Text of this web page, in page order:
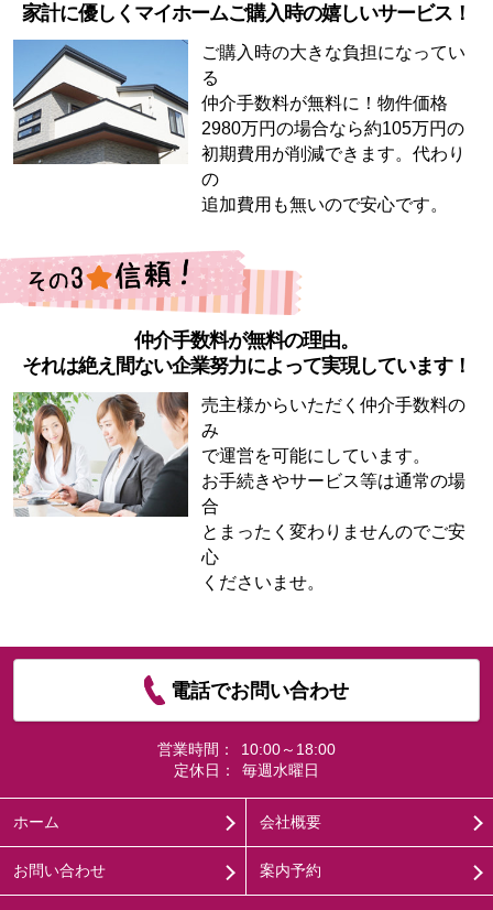
家計に優しくマイホームご購入時の嬉しいサービス！
ご購入時の大きな負担になってい
る
仲介手数料が無料に！物件価格
2980万円の場合なら約105万円の
初期費用が削減できます。代わり
の
追加費用も無いので安心です。
仲介手数料が無料の理由。
それは絶え間ない企業努力によって実現しています！
売主様からいただく仲介手数料の
み
で運営を可能にしています。
お手続きやサービス等は通常の場
合
とまったく変わりませんのでご安
心
くださいませ。
電話でお問い合わせ
営業時間：
10:00～18:00
定休日：
毎週水曜日
ホーム 会社概要
お問い合わせ 案内予約